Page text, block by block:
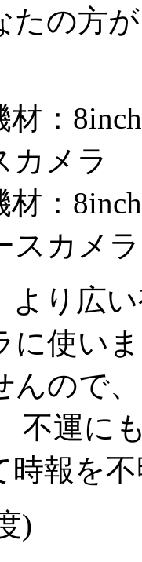
たの方
：
カメラ
材：
スカメ
より広
に使い
んので
不運に
時報を
)